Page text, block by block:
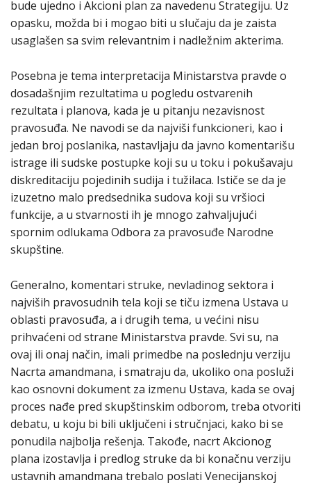
bude ujedno i Akcioni plan za navedenu Strategiju. Uz
opasku, možda bi i mogao biti u slučaju da je zaista
usaglašen sa svim relevantnim i nadležnim akterima.
Posebna je tema interpretacija Ministarstva pravde o
dosadašnjim rezultatima u pogledu ostvarenih
rezultata i planova, kada je u pitanju nezavisnost
pravosuđa. Ne navodi se da najviši funkcioneri, kao i
jedan broj poslanika, nastavljaju da javno komentarišu
istrage ili sudske postupke koji su u toku i pokušavaju
diskreditaciju pojedinih sudija i tužilaca. Ističe se da je
izuzetno malo predsednika sudova koji su vršioci
funkcije, a u stvarnosti ih je mnogo zahvaljujući
spornim odlukama Odbora za pravosuđe Narodne
skupštine.
Generalno, komentari struke, nevladinog sektora i
najviših pravosudnih tela koji se tiču izmena Ustava u
oblasti pravosuđa, a i drugih tema, u većini nisu
prihvaćeni od strane Ministarstva pravde. Svi su, na
ovaj ili onaj način, imali primedbe na poslednju verziju
Nacrta amandmana, i smatraju da, ukoliko ona posluži
kao osnovni dokument za izmenu Ustava, kada se ovaj
proces nađe pred skupštinskim odborom, treba otvoriti
debatu, u koju bi bili uključeni i stručnjaci, kako bi se
ponudila najbolja rešenja. Takođe, nacrt Akcionog
plana izostavlja i predlog struke da bi konačnu verziju
ustavnih amandmana trebalo poslati Venecijanskoj